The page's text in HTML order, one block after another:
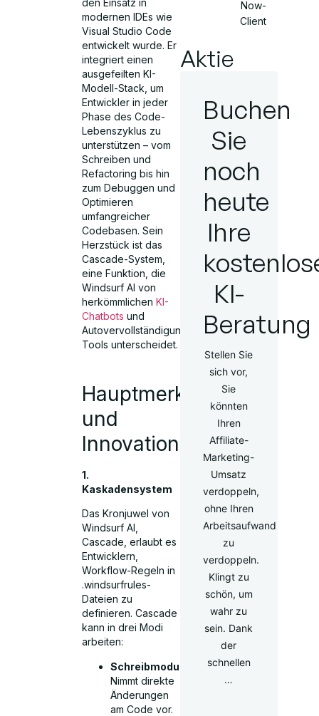
den Einsatz in
modernen IDEs wie
Visual Studio Code
entwickelt wurde. Er
integriert einen
ausgefeilten KI-
Modell-Stack, um
Entwickler in jeder
Phase des Code-
Lebenszyklus zu
unterstützen – vom
Schreiben und
Refactoring bis hin
zum Debuggen und
Optimieren
umfangreicher
Codebasen. Sein
Herzstück ist das
Cascade-System,
eine Funktion, die
Windsurf AI von
herkömmlichenKI-
Chatbots und
Autovervollständigungs-
Tools unterscheidet.
Hauptmerkmale
und
Innovationen
1.
Kaskadensystem
Das Kronjuwel von
Windsurf AI,
Cascade, erlaubt es
Entwicklern,
Workflow-Regeln in
.windsurfrules-
Dateien zu
definieren. Cascade
kann in drei Modi
arbeiten:
Schreibmodus:
Nimmt direkte
Änderungen
am Code vor.
Now-
Client
Aktie
Buchen
Sie
noch
heute
Ihre
KI-
Beratung
Stellen Sie
sich vor,
Sie
könnten
Ihren
Affiliate-
Marketing-
Umsatz
verdoppeln,
ohne Ihren
Arbeitsaufwand
zu
verdoppeln.
Klingt zu
schön, um
wahr zu
sein. Dank
der
schnellen
…